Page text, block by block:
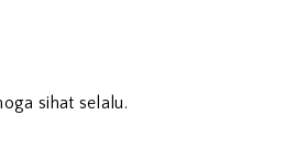
sihat selalu.